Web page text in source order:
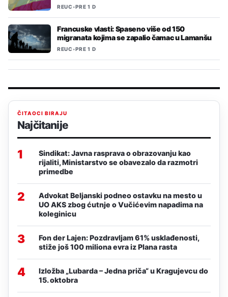
REUC•PRE 1 D
Francuske vlasti: Spaseno više od 150
migranata kojima se zapalio čamac u Lamanšu
REUC•PRE 1 D
ČITAOCI BIRAJU
Najčitanije
1
Sindikat: Javna rasprava o obrazovanju kao
rijaliti, Ministarstvo se obavezalo da razmotri
primedbe
2
Advokat Beljanski podneo ostavku na mesto u
UO AKS zbog ćutnje o Vučićevim napadima na
koleginicu
3
Fon der Lajen: Pozdravljam 61% usklađenosti,
stiže još 100 miliona evra iz Plana rasta
4
Izložba „Lubarda – Jedna priča“ u Kragujevcu do
15. oktobra